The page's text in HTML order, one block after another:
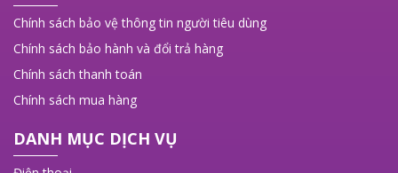
Chính sách bảo vệ thông tin người tiêu dùng
Chính sách bảo hành và đổi trả hàng
Chính sách thanh toán
Chính sách mua hàng
DANH MỤC DỊCH VỤ